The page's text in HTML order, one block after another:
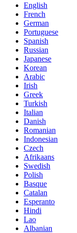
English
French
German
Portuguese
Spanish
Russian
Japanese
Korean
Arabic
Irish
Greek
Turkish
Italian
Danish
Romanian
Indonesian
Czech
Afrikaans
Swedish
Polish
Basque
Catalan
Esperanto
Hindi
Lao
Albanian